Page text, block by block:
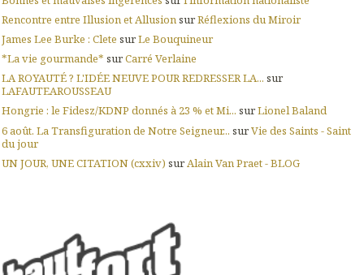
Rencontre entre Illusion et AllusionsurRéflexions du Miroir
James Lee Burke : Clete surLe Bouquineur
*La vie gourmande* surCarré Verlaine
LA ROYAUTÉ ? L'IDÉE NEUVE POUR REDRESSER LA... sur
LAFAUTEAROUSSEAU
Hongrie : le Fidesz/KDNP donnés à 23 % et Mi... surLionel Baland
6 août. La Transfiguration de Notre Seigneur... surVie des Saints - Saint
du jour
UN JOUR, UNE CITATION (cxxiv) surAlain Van Praet - BLOG